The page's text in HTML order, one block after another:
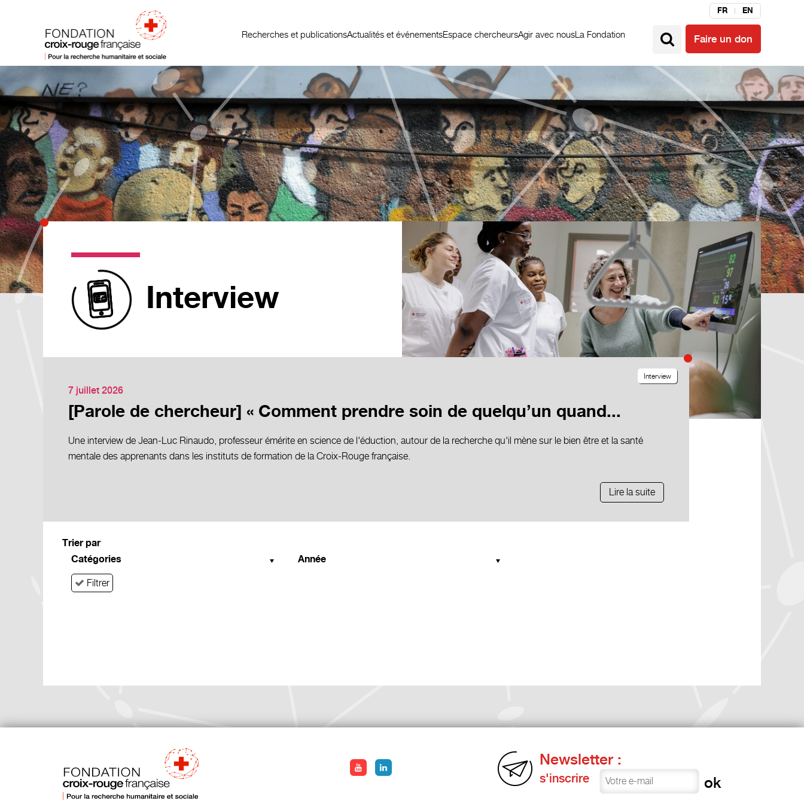
FR EN
Recherches et publicationsActualités et événementsEspace chercheursAgir avec nousLa Fondation Faire un don
Interview
7 juillet 2026
[Parole de chercheur] « Comment prendre soin de quelqu’un quand...
Interview
Une interview de Jean-Luc Rinaudo, professeur émérite en science de l'éduction, autour de la recherche qu'il mène sur le bien être et la santé
mentale des apprenants dans les instituts de formation de la Croix-Rouge française.
Lire la suite
Trier par
Catégories
Année
Filtrer
Newsletter :
s'inscrire